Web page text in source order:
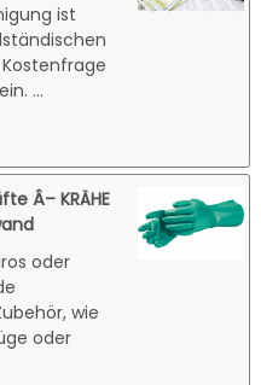
ist
...
Â– KRÄHE
oder
wie
oder